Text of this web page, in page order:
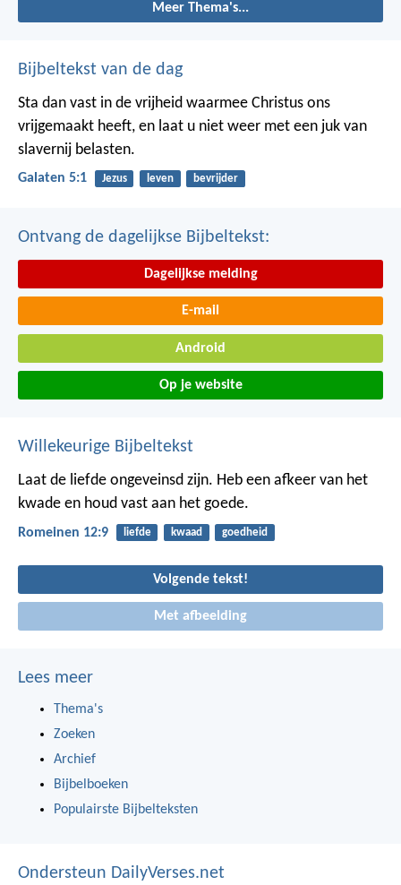
Meer Thema's...
Bijbeltekst van de dag
Sta dan vast in de vrijheid waarmee Christus ons
vrijgemaakt heeft, en laat u niet weer met een juk van
slavernij belasten.
Galaten 5:1 Jezus leven bevrijder
Ontvang de dagelijkse Bijbeltekst:
Dagelijkse melding
E-mail
Android
Op je website
Willekeurige Bijbeltekst
Laat de liefde ongeveinsd zijn. Heb een afkeer van het
kwade en houd vast aan het goede.
Romeinen 12:9 liefde kwaad goedheid
Volgende tekst!
Met afbeelding
Lees meer
Thema's
Zoeken
Archief
Bijbelboeken
Populairste Bijbelteksten
Ondersteun DailyVerses.net